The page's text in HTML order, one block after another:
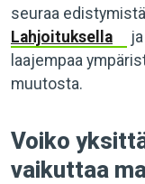
seuraa
Lahjoituksella
ja
laajempaa
muutosta.
Voiko
vaikuttaa